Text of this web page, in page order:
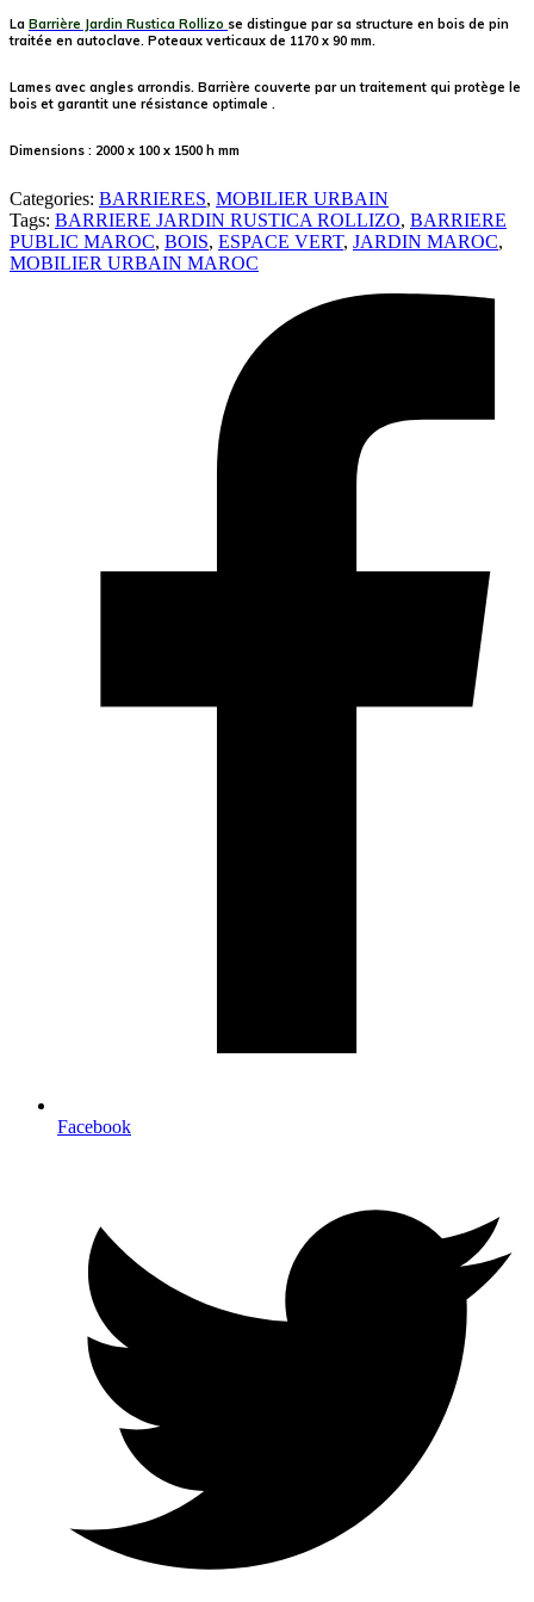
La Barrière Jardin Rustica Rollizo se distingue par sa structure en bois de pin
traitée en autoclave. Poteaux verticaux de 1170 x 90 mm.
Lames avec angles arrondis. Barrière couverte par un traitement qui protège le
bois et garantit une résistance optimale .
Dimensions : 2000 x 100 x 1500 h mm
Categories: BARRIERES, MOBILIER URBAIN
Tags: BARRIERE JARDIN RUSTICA ROLLIZO, BARRIERE
PUBLIC MAROC, BOIS, ESPACE VERT, JARDIN MAROC,
MOBILIER URBAIN MAROC
Facebook